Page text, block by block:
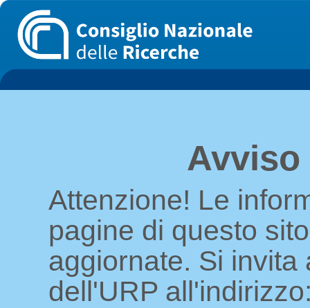
Attenzione! Le
pagine di questo
aggiornate. Si
dell'URP